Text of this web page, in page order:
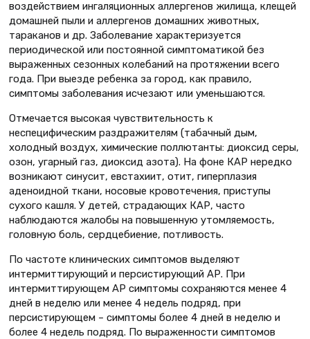
воздействием ингаляционных аллергенов жилища, клещей
домашней пыли и аллергенов домашних животных,
тараканов и др. Заболевание характеризуется
периодической или постоянной симптоматикой без
выраженных сезонных колебаний на протяжении всего
года. При выезде ребенка за город, как правило,
симптомы заболевания исчезают или уменьшаются.
Отмечается высокая чувствительность к
неспецифическим раздражителям (табачный дым,
холодный воздух, химические поллютанты: диоксид серы,
озон, угарный газ, диоксид азота). На фоне КАР нередко
возникают синусит, евстахиит, отит, гиперплазия
аденоидной ткани, носовые кровотечения, приступы
сухого кашля. У детей, страдающих КАР, часто
наблюдаются жалобы на повышенную утомляемость,
головную боль, сердцебиение, потливость.
По частоте клинических симптомов выделяют
интермиттирующий и персистирующий АР. При
интермиттирующем АР симптомы сохраняются менее 4
дней в неделю или менее 4 недель подряд, при
персистирующем – симптомы более 4 дней в неделю и
более 4 недель подряд. По выраженности симптомов